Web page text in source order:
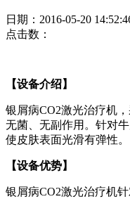
日期：2016-05-20
点击数：
【设备介绍】
银屑病CO2激光治疗机
无菌、无副作用。针对
使皮肤表面光滑有弹性。
【设备优势】
银屑病CO2激光治疗机